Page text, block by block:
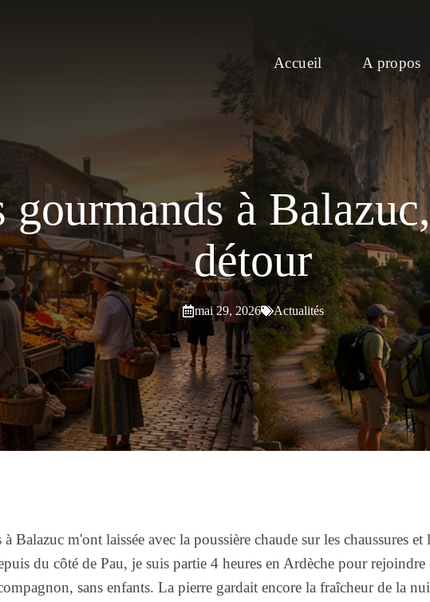
Accueil A propos
à
détour
mai 29, 2026 Actualités
Balazuc m'ont laissée avec la poussière chaude sur les chaussures
du côté de Pau, je suis partie 4 heures en Ardèche pour
sans enfants. La pierre gardait encore la fraîcheur de la